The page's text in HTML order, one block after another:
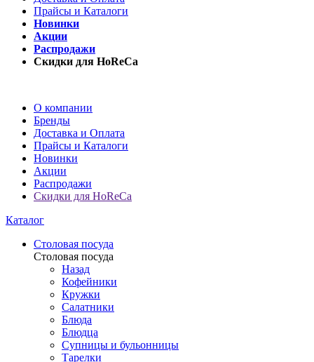
Прайсы и Каталоги
Новинки
Акции
Распродажи
Скидки для HoReCa
О компании
Бренды
Доставка и Оплата
Прайсы и Каталоги
Новинки
Акции
Распродажи
Скидки для HoReCa
Каталог
Столовая посуда
Столовая посуда
Назад
Кофейники
Кружки
Салатники
Блюда
Блюдца
Супницы и бульонницы
Тарелки